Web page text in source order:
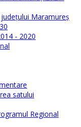
Maramureș
- 2020
satului
Regional